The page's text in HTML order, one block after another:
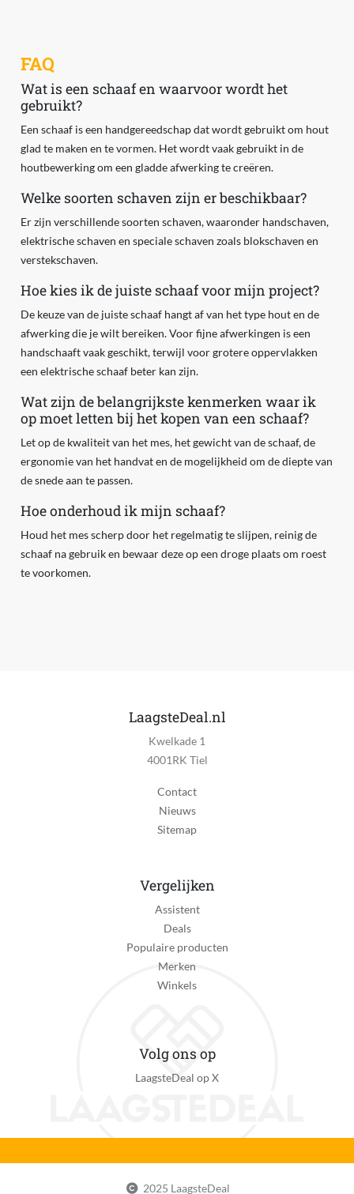
FAQ
Wat is een schaaf en waarvoor wordt het
gebruikt?
Een schaaf is een handgereedschap dat wordt gebruikt om hout
glad te maken en te vormen. Het wordt vaak gebruikt in de
houtbewerking om een gladde afwerking te creëren.
Welke soorten schaven zijn er beschikbaar?
Er zijn verschillende soorten schaven, waaronder handschaven,
elektrische schaven en speciale schaven zoals blokschaven en
verstekschaven.
Hoe kies ik de juiste schaaf voor mijn project?
De keuze van de juiste schaaf hangt af van het type hout en de
afwerking die je wilt bereiken. Voor fijne afwerkingen is een
handschaaft vaak geschikt, terwijl voor grotere oppervlakken
een elektrische schaaf beter kan zijn.
Wat zijn de belangrijkste kenmerken waar ik
op moet letten bij het kopen van een schaaf?
Let op de kwaliteit van het mes, het gewicht van de schaaf, de
ergonomie van het handvat en de mogelijkheid om de diepte van
de snede aan te passen.
Hoe onderhoud ik mijn schaaf?
Houd het mes scherp door het regelmatig te slijpen, reinig de
schaaf na gebruik en bewaar deze op een droge plaats om roest
te voorkomen.
LaagsteDeal.nl
Kwelkade 1
4001RK Tiel
Contact
Nieuws
Sitemap
Vergelijken
Assistent
Deals
Populaire producten
Merken
Winkels
Volg ons op
LaagsteDeal op X
2025 LaagsteDeal